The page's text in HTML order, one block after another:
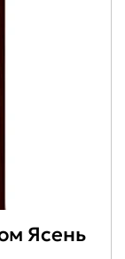
Ясень